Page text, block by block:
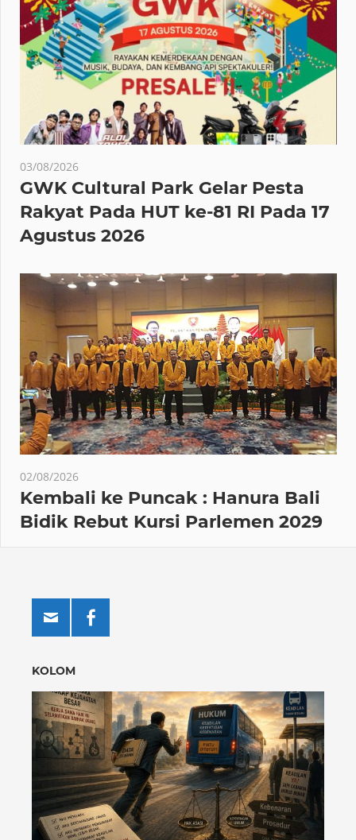
03/08/2026
GWK Cultural Park Gelar Pesta
Rakyat Pada HUT ke-81 RI Pada 17
Agustus 2026
02/08/2026
Kembali ke Puncak : Hanura Bali
Bidik Rebut Kursi Parlemen 2029
KOLOM